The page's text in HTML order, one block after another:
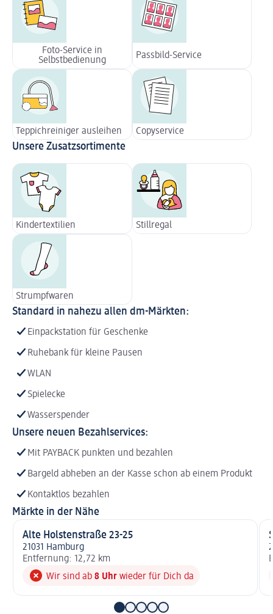
Foto-Service in
Selbstbedienung
Passbild-Service
Teppichreiniger ausleihen Copyservice
Unsere Zusatzsortimente
Kindertextilien Stillregal
Strumpfwaren
Standard in nahezu allen dm-Märkten:
Einpackstation für Geschenke
Ruhebank für kleine Pausen
WLAN
Spielecke
Wasserspender
Unsere neuen Bezahlservices:
Mit PAYBACK punkten und bezahlen
Bargeld abheben an der Kasse schon ab einem Produkt
Kontaktlos bezahlen
Märkte in der Nähe
Alte Holstenstraße 23-25
21031 Hamburg
Entfernung: 12,72 km
Wir sind ab 8 Uhr wieder für Dich da